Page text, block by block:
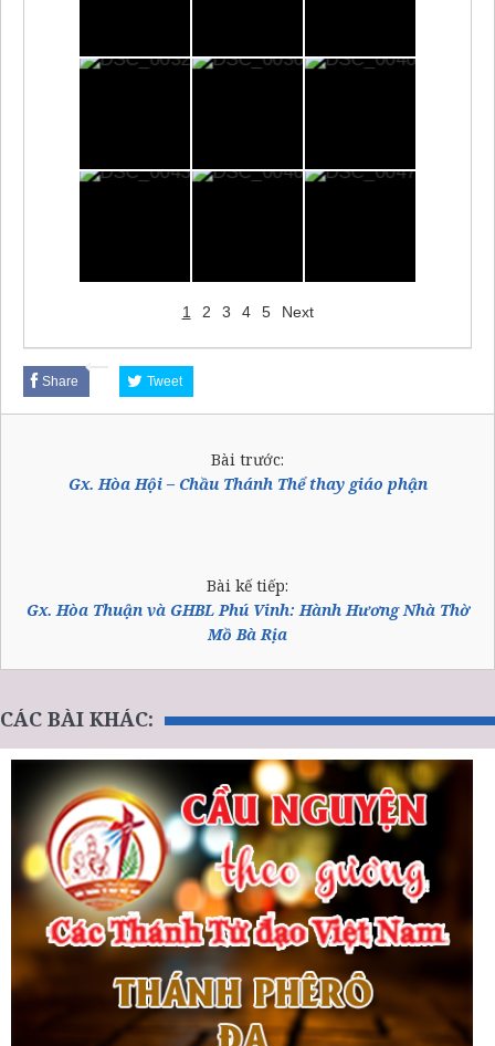
1 2 3 4 5 Next
Share Tweet
Bài trước:
Gx. Hòa Hội – Chầu Thánh Thể thay giáo phận
Bài kế tiếp:
Gx. Hòa Thuận và GHBL Phú Vinh: Hành Hương Nhà Thờ
Mồ Bà Rịa
CÁC BÀI KHÁC: